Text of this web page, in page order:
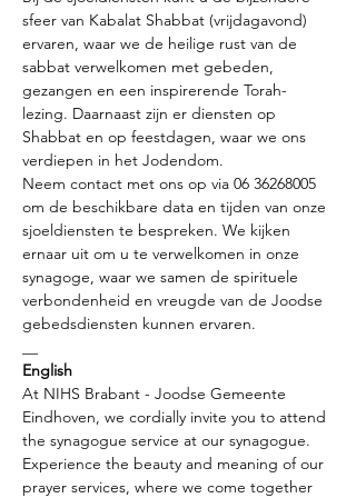
sfeer van Kabalat Shabbat (vrijdagavond)
ervaren, waar we de heilige rust van de
sabbat verwelkomen met gebeden,
gezangen en een inspirerende Torah-
lezing. Daarnaast zijn er diensten op
Shabbat en op feestdagen, waar we ons
verdiepen in het Jodendom.
Neem contact met ons op via 06 36268005
om de beschikbare data en tijden van onze
sjoeldiensten te bespreken. We kijken
ernaar uit om u te verwelkomen in onze
synagoge, waar we samen de spirituele
verbondenheid en vreugde van de Joodse
gebedsdiensten kunnen ervaren.
English
At NIHS Brabant - Joodse Gemeente
Eindhoven, we cordially invite you to attend
the synagogue service at our synagogue.
Experience the beauty and meaning of our
prayer services, where we come together